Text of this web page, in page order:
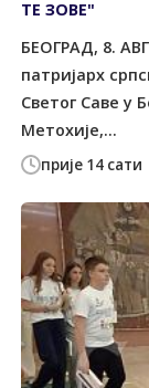
прије 14 сати
ТЕ ЗОВЕ"
БЕОГРАД, 8.
патријарх
Светог Саве у
Метохије,...